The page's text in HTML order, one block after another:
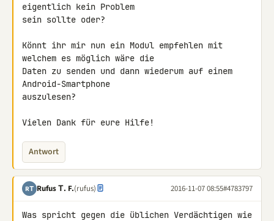
eigentlich kein Problem
sein sollte oder?
Könnt ihr mir nun ein Modul empfehlen mit
welchem es möglich wäre die
Daten zu senden und dann wiederum auf einem
Android-Smartphone
auszulesen?
Vielen Dank für eure Hilfe!
Antwort
RΤ Rufus Τ. F.(rufus) 2016-11-07 08:55#4783797
Was spricht gegen die üblichen Verdächtigen wie